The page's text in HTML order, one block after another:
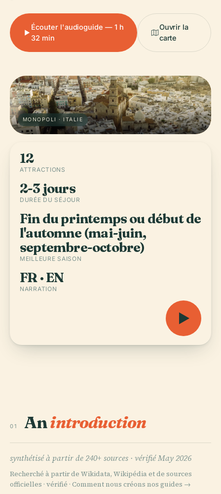
Écouter l'audioguide — 1 h
32 min
Ouvrir la
carte
MONOPOLI · ITALIE
12
ATTRACTIONS
2-3 jours
DURÉE DU SÉJOUR
Fin du printemps ou début de
l'automne (mai-juin,
septembre-octobre)
MEILLEURE SAISON
FR · EN
NARRATION
01 Anintroduction
synthétisé à partir de 240+ sources · vérifié May 2026
Recherché à partir de Wikidata, Wikipédia et de sources
officielles · vérifié · Comment nous créons nos guides →